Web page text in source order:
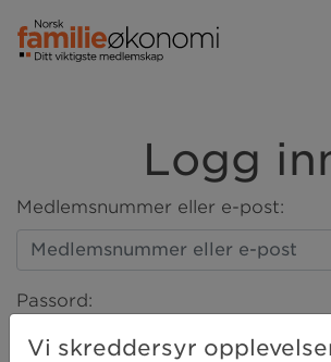
Logg
Medlemsnummer eller e-post:
Passord:
Vi skreddersyr